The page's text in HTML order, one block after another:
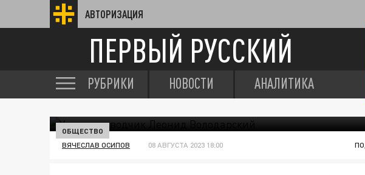
АВТОРИЗАЦИЯ
ПЕРВЫЙ РУССКИЙ
РУБРИКИ НОВОСТИ АНАЛИТИКА
ОБЩЕСТВО
ВЯЧЕСЛАВ ОСИПОВ 08 АВГУСТА 2023 18:00